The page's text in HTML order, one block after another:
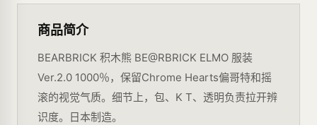
商品简介
BEARBRICK 积木熊 BE@RBRICK ELMO 服装
Ver.2.0 1000％，保留Chrome Hearts偏哥特和摇
滚的视觉气质。细节上，包、K T、透明负责拉开辨
识度。日本制造。